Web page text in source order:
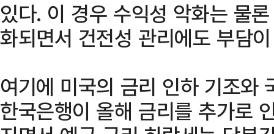
있다. 이 경우 수익성 악화는 물
화되면서 건전성 관리에도 부담
여기에 미국의 금리 인하 기조와
한국은행이 올해 금리를 추가로